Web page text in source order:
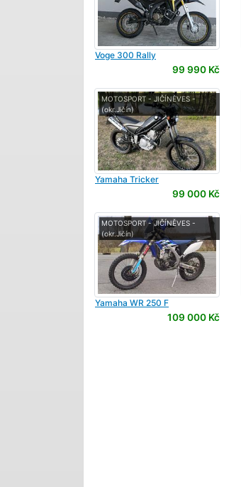
Voge 300 Rally
99 990 Kč
MOTOSPORT - JIČÍNĚVES -
(okr.Jičín)
Yamaha Tricker
99 000 Kč
MOTOSPORT - JIČÍNĚVES -
(okr.Jičín)
Yamaha WR 250 F
109 000 Kč